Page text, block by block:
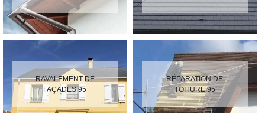
RAVALEMENT DE
FAÇADES 95
RÉPARATION DE
TOITURE 95